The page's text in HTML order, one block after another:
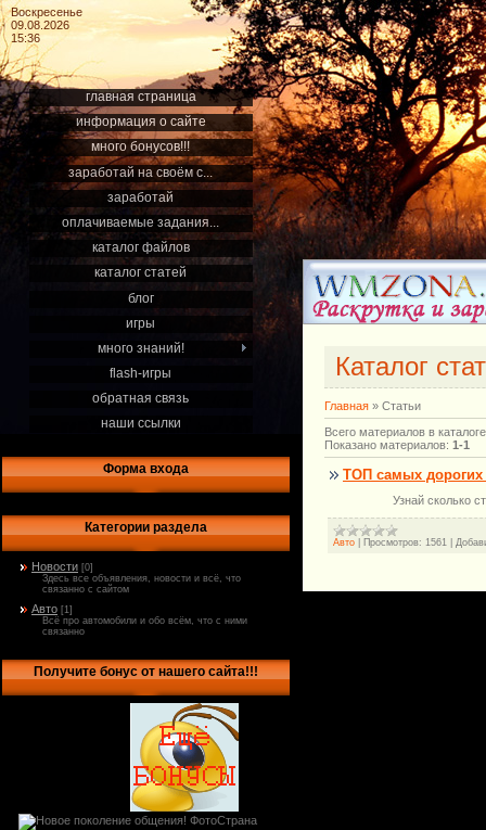
Воскресенье
09.08.2026
15:36
главная страница
информация о сайте
много бонусов!!!
заработай на своём с...
заработай
оплачиваемые задания...
каталог файлов
каталог статей
блог
игры
много знаний!
flash-игры
обратная связь
наши ссылки
Форма входа
Категории раздела
Новости [0]
Здесь все объявления, новости и всё, что
связанно с сайтом
Авто [1]
Всё про автомобили и обо всём, что с ними
связанно
Получите бонус от нашего сайта!!!
Каталог
Главная » Статьи
Всего материалов в каталоге
Показано материалов: 1-1
ТОП самых дорогих
Узнай сколько
Авто Просмотров: 1561